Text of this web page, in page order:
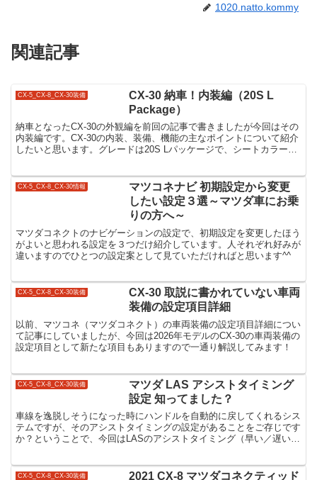
1020.natto.kommy
関連記事
CX-5_CX-8_CX-30装備
CX-30 納車！内装編（20S L
Package）
納車となったCX-30の外観編を前回の記事で書きましたが今回はその
内装編です。CX-30の内装、装備、機能の主なポイントについて紹介
したいと思います。グレードは20S Lパッケージで、シートカラーは
CX-5_CX-8_CX-30情報
マツコネナビ 初期設定から変更
したい設定３選～マツダ車にお乗
りの方へ～
マツダコネクトのナビゲーションの設定で、初期設定を変更したほう
がよいと思われる設定を３つだけ紹介しています。人それぞれ好みが
違いますのでひとつの設定案として見ていただければと思います^^
CX-5_CX-8_CX-30装備
CX-30 取説に書かれていない車両
装備の設定項目詳細
以前、マツコネ（マツダコネクト）の車両装備の設定項目詳細につい
て記事にしていましたが、今回は2026年モデルのCX-30の車両装備の
設定項目として新たな項目もありますので一通り解説してみます！
CX-5_CX-8_CX-30装備
マツダ LAS アシストタイミング
設定 知ってました？
車線を逸脱しそうになった時にハンドルを自動的に戻してくれるシス
テムですが、そのアシストタイミングの設定があることをご存じです
か？ということで、今回はLASのアシストタイミング（早い／遅い）
CX-5_CX-8_CX-30装備 2021 CX-8 マツダコネクティッド